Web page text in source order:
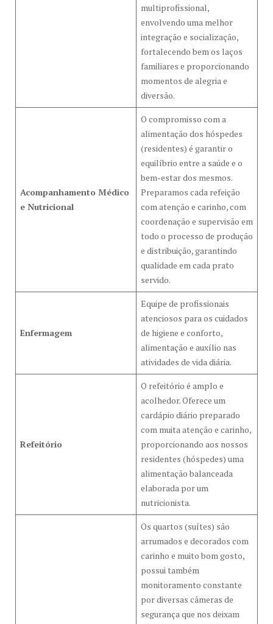
multiprofissional,
envolvendo uma melhor
integração e socialização,
fortalecendo bem os laços
familiares e proporcionando
momentos de alegria e
diversão.
Acompanhamento Médico
e Nutricional
O compromisso com a
alimentação dos hóspedes
(residentes) é garantir o
equilíbrio entre a saúde e o
bem-estar dos mesmos.
Preparamos cada refeição
com atenção e carinho, com
coordenação e supervisão em
todo o processo de produção
e distribuição, garantindo
qualidade em cada prato
servido.
Enfermagem
Equipe de profissionais
atenciosos para os cuidados
de higiene e conforto,
alimentação e auxílio nas
atividades de vida diária.
Refeitório
O refeitório é amplo e
acolhedor. Oferece um
cardápio diário preparado
com muita atenção e carinho,
proporcionando aos nossos
residentes (hóspedes) uma
alimentação balanceada
elaborada por um
nutricionista.
Os quartos (suítes) são
arrumados e decorados com
carinho e muito bom gosto,
possui também
monitoramento constante
por diversas câmeras de
segurança que nos deixam